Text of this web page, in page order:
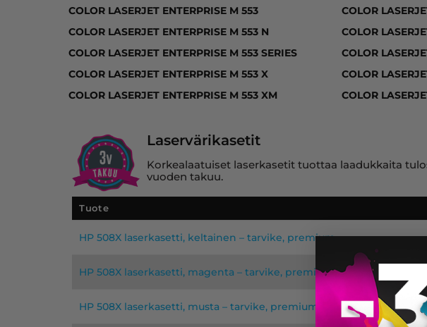
COLOR LASERJET ENTERPRISE M 553
COLOR LASERJET ENTERPRISE M 553 N
COLOR LASERJET ENTERPRISE M 553 SERIES
COLOR LASERJET ENTERPRISE M 553 X
COLOR LASERJET ENTERPRISE M 553 XM
COLOR
COLOR
COLOR
COLOR
COLOR
Laservärikasetit
Korkealaatuiset laserkasetit tuottaa laadukkaita
vuoden takuu.
Tuote
HP 508X laserkasetti, keltainen – tarvike, premium
HP 508X laserkasetti, magenta – tarvike, premium
HP 508X laserkasetti, musta – tarvike, premium